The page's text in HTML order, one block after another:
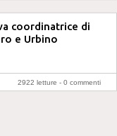
coordinatrice di
e Urbino
2922 letture - 0 commenti